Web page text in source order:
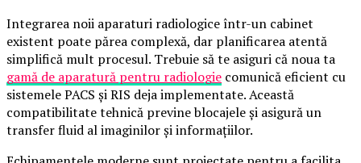
Integrarea noii aparaturi radiologice într-un cabinet
existent poate părea complexă, dar planificarea atentă
simplifică mult procesul. Trebuie să te asiguri că noua ta
gamă de aparatură pentru radiologie comunică eficient cu
sistemele PACS și RIS deja implementate. Această
compatibilitate tehnică previne blocajele și asigură un
transfer fluid al imaginilor și informațiilor.